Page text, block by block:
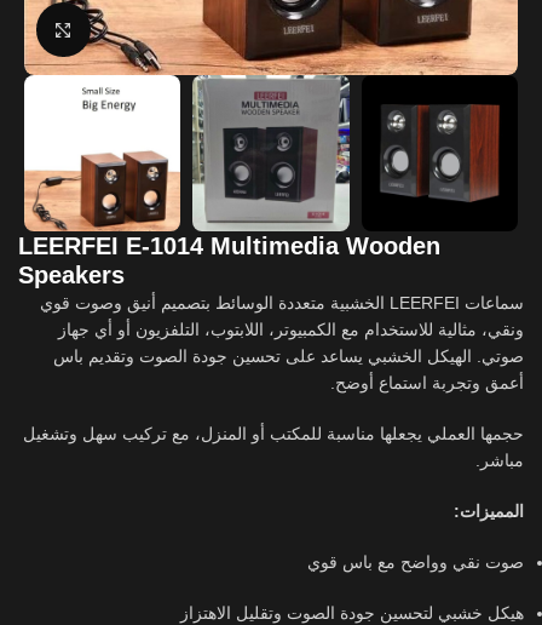
Click to enlarge
LEERFEI E-1014 Multimedia Wooden
Speakers
سماعات LEERFEI الخشبية متعددة الوسائط بتصميم أنيق وصوت قوي
ونقي، مثالية للاستخدام مع الكمبيوتر، اللابتوب، التلفزيون أو أي جهاز
صوتي. الهيكل الخشبي يساعد على تحسين جودة الصوت وتقديم باس
أعمق وتجربة استماع أوضح.
حجمها العملي يجعلها مناسبة للمكتب أو المنزل، مع تركيب سهل وتشغيل
مباشر.
المميزات:
صوت نقي وواضح مع باس قوي
هيكل خشبي لتحسين جودة الصوت وتقليل الاهتزاز